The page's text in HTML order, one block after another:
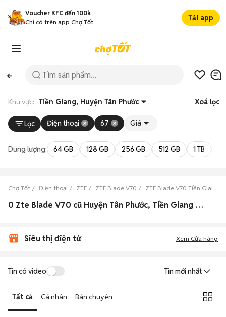
Voucher KFC đến 100k
Chỉ có trên app Chợ Tốt
Tải app
Khu vực: Tiền Giang, Huyện Tân Phước Xoá lọc
Lọc Điện thoại 67 Giá
Dung lượng: 64 GB 128 GB 256 GB 512 GB 1 TB
Chợ Tốt Điện thoại ZTE ZTE Blade V70 ZTE Blade V70 Tiền Giang
0 Zte Blade V70 cũ Huyện Tân Phước, Tiền Giang đẹp
Siêu thị điện tử Xem Cửa hàng
Tin có video Tin mới nhất
Tất cả Cá nhân Bán chuyên